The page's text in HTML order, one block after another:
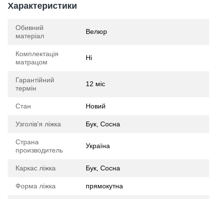
Характеристики
Обивний
матеріал
Велюр
Комплектація
матрацом
Ні
Гарантійний
термін
12 міс
Стан Новий
Узголів'я ліжка Бук, Сосна
Страна
производитель
Україна
Каркас ліжка Бук, Сосна
Форма ліжка прямокутна